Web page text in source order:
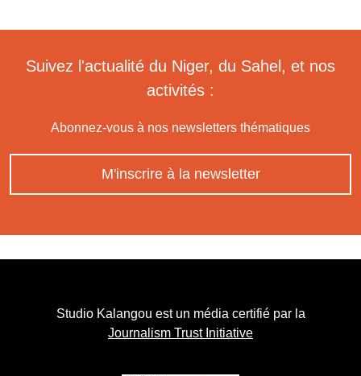
Suivez l'actualité du Niger, du Sahel, et nos
activités :
Abonnez-vous à nos newsletters thématiques
M'inscrire à la newsletter
Studio Kalangou est un média certifié par la
Journalism Trust Initiative